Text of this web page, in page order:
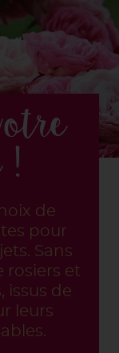
!
de
pour
Sans
rosiers et
issus de
leurs